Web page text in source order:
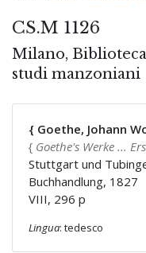
CS.M 1126
Milano,
studi manzoniani
{ Goethe, Johann
{ Goethe's Werke ...
Stuttgart und
Buchhandlung, 1827
VIII, 296 p
Lingua: tedesco